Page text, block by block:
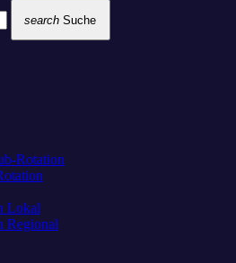
search Suche
Rotation
Lokal
Regional